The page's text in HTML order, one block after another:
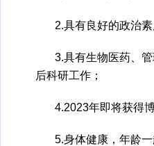
2.具有良好的政治
3.具有生物医药、
后科研工作；
4.2023年即将获得
5.身体健康，年龄